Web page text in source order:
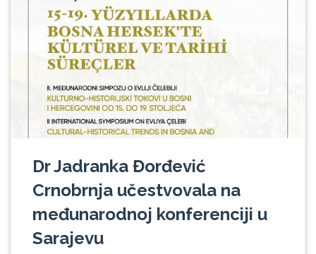
Dr Jadranka Đorđević
Crnobrnja učestvovala na
međunarodnoj konferenciji u
Sarajevu